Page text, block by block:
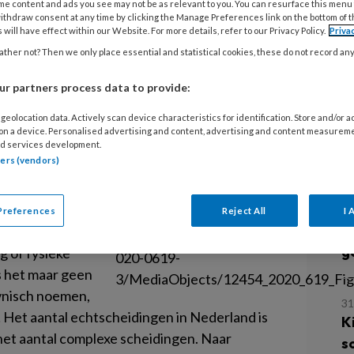
in een gezin en het er voor een
zorgen we dat deze kinderen
Over dit thema schrijft Nic
“Ik wil wel
een
of fysieke
maar geen
noemen,
aantal echtscheidingen in Nederland is
aantal complexe scheidingen. Naar
content and ads you see may not be as relevant to you. You can resurface this
consent at any time by clicking the Manage Preferences link on the bottom of
will have effect within our Website. For more details, refer to our Privacy Policy.
not? Then we only place essential and statistical cookies, these do not record
partners process data to provide:
data. Actively scan device characteristics for identification. Store and/or
a device. Personalised advertising and content, advertising and content
services development.
(vendors)
Reject All I